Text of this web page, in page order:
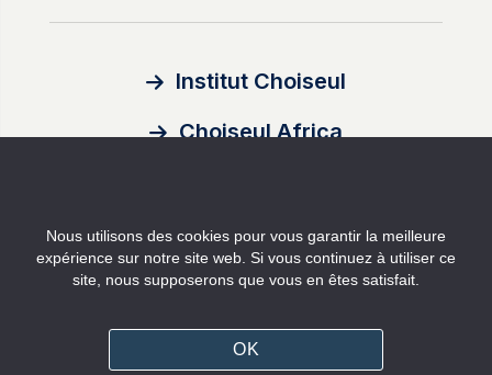
Institut Choiseul
Choiseul Africa
Auteurs
Mentions légales
Nous utilisons des cookies pour vous garantir la meilleure
expérience sur notre site web. Si vous continuez à utiliser ce
site, nous supposerons que vous en êtes satisfait.
OK